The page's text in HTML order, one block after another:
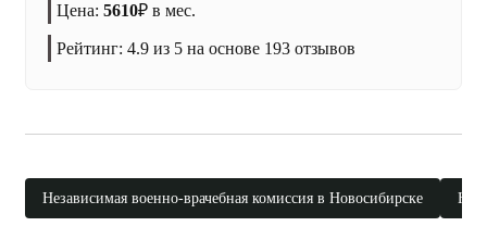
Цена: 5610₽ в мес.
Рейтинг: 4.9 из 5 на основе 193 отзывов
Независимая военно-врачебная комиссия в Новосибирске